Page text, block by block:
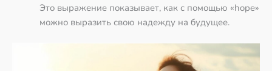
Это выражение показывает, как с помощью «hope»
можно выразить свою надежду на будущее.